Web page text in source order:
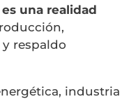
una realidad
respaldo
industria